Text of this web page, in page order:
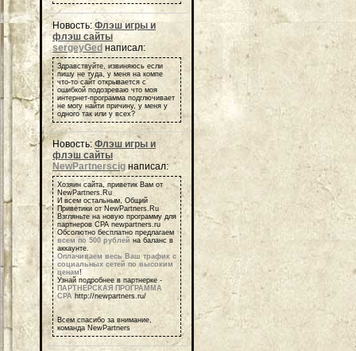
Новость:Флэш игры и
флэш сайты
sergeyGed написал:
Здравствуйте, извиняюсь если
пишу не туда, у меня на компе
что-то сайт открывается с
ошибкой подозреваю что моя
интернет-программа подглючивает
не могу найти причину, у меня у
одного так или у всех?
Новость: Флэш игры и
флэш сайты
NewPartnerscig написал:
Хозяин сайта, приветик Вам от
NewPartners.Ru
И всем остальным, Общий
Приветики от NewPartners.Ru
Взгляньте на новую программу для
партнеров СРА newpartners.ru
Обсолютно бесплатно предлагаем
всем по 500 рублей на баланс в
аккаунте.
Оплачиваем весь Ваш трафик с
социальных сетей по высоким
ценам!
Узнай подробнее в партнерке -
ПАРТНЕРСКАЯ ПРОГРАММА
СРА http://newpartners.ru/
Всем спасибо за внимание,
команда NewPartners